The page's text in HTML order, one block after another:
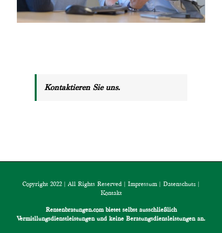
Kontaktieren Sie uns.
Copyright 2022 | All Rights Reserved | Impressum | Datenschutz |
Kontakt
Rentenbratungen.com bietet selbst ausschließlich
Vermitllungsdienstleistungen und keine Beratungsdiensleistungen an.